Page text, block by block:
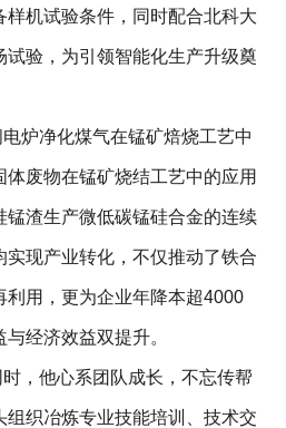
样机试验条件，同时配合北科大
试验，为引领智能化生产升级奠
废物在锰矿烧结工艺中的应用
锰渣生产微低碳锰硅合金的连续
实现产业转化，不仅推动了铁合
利用，更为企业年降本超4000
经济效益双提升。
组织冶炼专业技能培训、技术交